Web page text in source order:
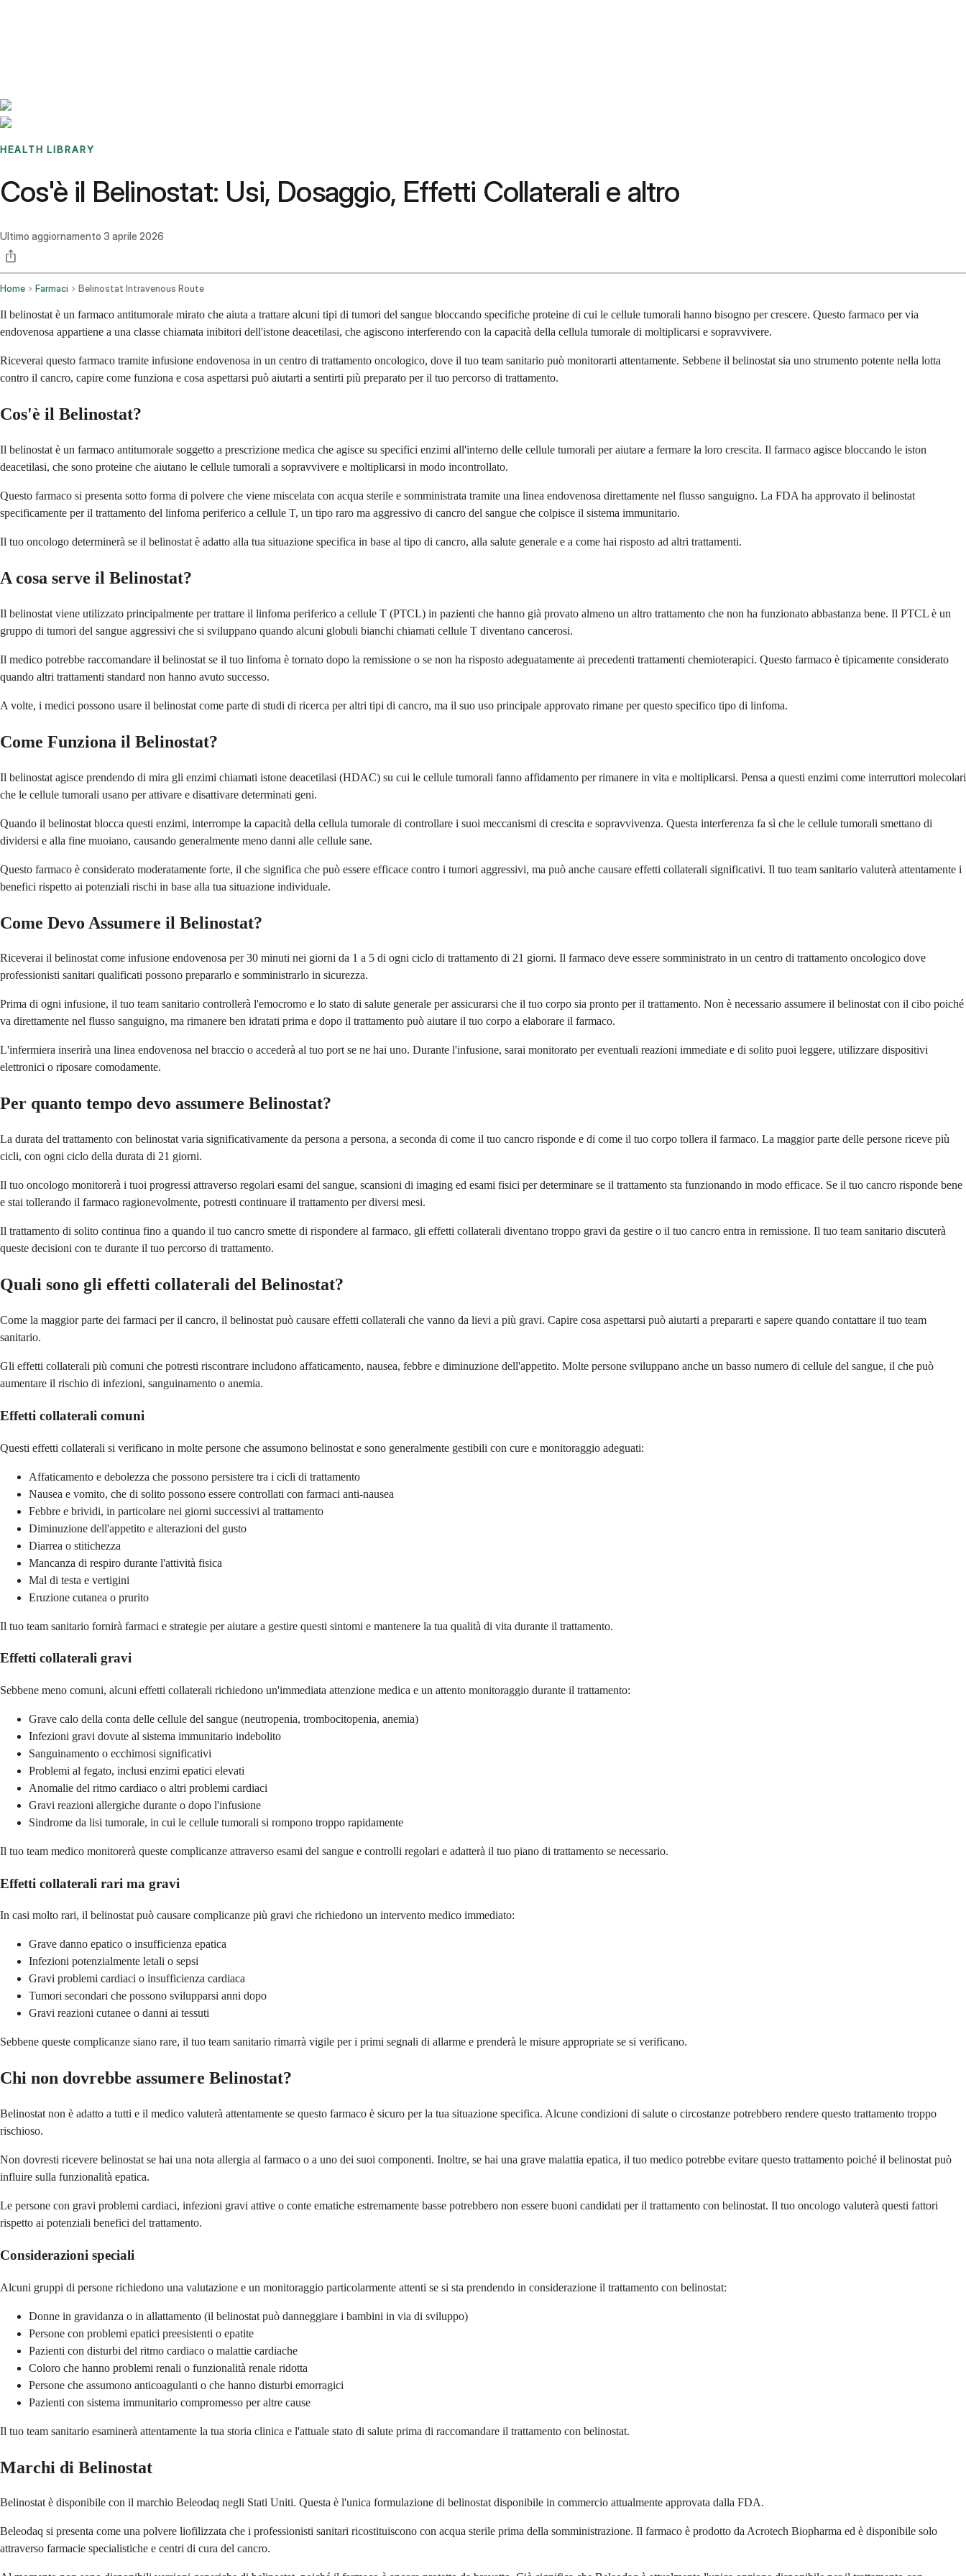
HEALTH LIBRARY
Cos'è il Belinostat: Usi, Dosaggio, Effetti Collaterali e altro
Ultimo aggiornamento 3 aprile 2026
Home Farmaci Belinostat Intravenous Route
Il belinostat è un farmaco antitumorale mirato che aiuta a trattare alcuni tipi di tumori del sangue bloccando specifiche proteine di cui le cellule tumorali hanno bisogno per crescere. Questo farmaco per via
endovenosa appartiene a una classe chiamata inibitori dell'istone deacetilasi, che agiscono interferendo con la capacità della cellula tumorale di moltiplicarsi e sopravvivere.
Riceverai questo farmaco tramite infusione endovenosa in un centro di trattamento oncologico, dove il tuo team sanitario può monitorarti attentamente. Sebbene il belinostat sia uno strumento potente nella lotta
contro il cancro, capire come funziona e cosa aspettarsi può aiutarti a sentirti più preparato per il tuo percorso di trattamento.
Cos'è il Belinostat?
Il belinostat è un farmaco antitumorale soggetto a prescrizione medica che agisce su specifici enzimi all'interno delle cellule tumorali per aiutare a fermare la loro crescita. Il farmaco agisce bloccando le iston
deacetilasi, che sono proteine che aiutano le cellule tumorali a sopravvivere e moltiplicarsi in modo incontrollato.
Questo farmaco si presenta sotto forma di polvere che viene miscelata con acqua sterile e somministrata tramite una linea endovenosa direttamente nel flusso sanguigno. La FDA ha approvato il belinostat
specificamente per il trattamento del linfoma periferico a cellule T, un tipo raro ma aggressivo di cancro del sangue che colpisce il sistema immunitario.
Il tuo oncologo determinerà se il belinostat è adatto alla tua situazione specifica in base al tipo di cancro, alla salute generale e a come hai risposto ad altri trattamenti.
A cosa serve il Belinostat?
Il belinostat viene utilizzato principalmente per trattare il linfoma periferico a cellule T (PTCL) in pazienti che hanno già provato almeno un altro trattamento che non ha funzionato abbastanza bene. Il PTCL è un
gruppo di tumori del sangue aggressivi che si sviluppano quando alcuni globuli bianchi chiamati cellule T diventano cancerosi.
Il medico potrebbe raccomandare il belinostat se il tuo linfoma è tornato dopo la remissione o se non ha risposto adeguatamente ai precedenti trattamenti chemioterapici. Questo farmaco è tipicamente considerato
quando altri trattamenti standard non hanno avuto successo.
A volte, i medici possono usare il belinostat come parte di studi di ricerca per altri tipi di cancro, ma il suo uso principale approvato rimane per questo specifico tipo di linfoma.
Come Funziona il Belinostat?
Il belinostat agisce prendendo di mira gli enzimi chiamati istone deacetilasi (HDAC) su cui le cellule tumorali fanno affidamento per rimanere in vita e moltiplicarsi. Pensa a questi enzimi come interruttori molecolari
che le cellule tumorali usano per attivare e disattivare determinati geni.
Quando il belinostat blocca questi enzimi, interrompe la capacità della cellula tumorale di controllare i suoi meccanismi di crescita e sopravvivenza. Questa interferenza fa sì che le cellule tumorali smettano di
dividersi e alla fine muoiano, causando generalmente meno danni alle cellule sane.
Questo farmaco è considerato moderatamente forte, il che significa che può essere efficace contro i tumori aggressivi, ma può anche causare effetti collaterali significativi. Il tuo team sanitario valuterà attentamente i
benefici rispetto ai potenziali rischi in base alla tua situazione individuale.
Come Devo Assumere il Belinostat?
Riceverai il belinostat come infusione endovenosa per 30 minuti nei giorni da 1 a 5 di ogni ciclo di trattamento di 21 giorni. Il farmaco deve essere somministrato in un centro di trattamento oncologico dove
professionisti sanitari qualificati possono prepararlo e somministrarlo in sicurezza.
Prima di ogni infusione, il tuo team sanitario controllerà l'emocromo e lo stato di salute generale per assicurarsi che il tuo corpo sia pronto per il trattamento. Non è necessario assumere il belinostat con il cibo poiché
va direttamente nel flusso sanguigno, ma rimanere ben idratati prima e dopo il trattamento può aiutare il tuo corpo a elaborare il farmaco.
L'infermiera inserirà una linea endovenosa nel braccio o accederà al tuo port se ne hai uno. Durante l'infusione, sarai monitorato per eventuali reazioni immediate e di solito puoi leggere, utilizzare dispositivi
elettronici o riposare comodamente.
Per quanto tempo devo assumere Belinostat?
La durata del trattamento con belinostat varia significativamente da persona a persona, a seconda di come il tuo cancro risponde e di come il tuo corpo tollera il farmaco. La maggior parte delle persone riceve più
cicli, con ogni ciclo della durata di 21 giorni.
Il tuo oncologo monitorerà i tuoi progressi attraverso regolari esami del sangue, scansioni di imaging ed esami fisici per determinare se il trattamento sta funzionando in modo efficace. Se il tuo cancro risponde bene
e stai tollerando il farmaco ragionevolmente, potresti continuare il trattamento per diversi mesi.
Il trattamento di solito continua fino a quando il tuo cancro smette di rispondere al farmaco, gli effetti collaterali diventano troppo gravi da gestire o il tuo cancro entra in remissione. Il tuo team sanitario discuterà
queste decisioni con te durante il tuo percorso di trattamento.
Quali sono gli effetti collaterali del Belinostat?
Come la maggior parte dei farmaci per il cancro, il belinostat può causare effetti collaterali che vanno da lievi a più gravi. Capire cosa aspettarsi può aiutarti a prepararti e sapere quando contattare il tuo team
sanitario.
Gli effetti collaterali più comuni che potresti riscontrare includono affaticamento, nausea, febbre e diminuzione dell'appetito. Molte persone sviluppano anche un basso numero di cellule del sangue, il che può
aumentare il rischio di infezioni, sanguinamento o anemia.
Effetti collaterali comuni
Questi effetti collaterali si verificano in molte persone che assumono belinostat e sono generalmente gestibili con cure e monitoraggio adeguati:
Affaticamento e debolezza che possono persistere tra i cicli di trattamento
Nausea e vomito, che di solito possono essere controllati con farmaci anti-nausea
Febbre e brividi, in particolare nei giorni successivi al trattamento
Diminuzione dell'appetito e alterazioni del gusto
Diarrea o stitichezza
Mancanza di respiro durante l'attività fisica
Mal di testa e vertigini
Eruzione cutanea o prurito
Il tuo team sanitario fornirà farmaci e strategie per aiutare a gestire questi sintomi e mantenere la tua qualità di vita durante il trattamento.
Effetti collaterali gravi
Sebbene meno comuni, alcuni effetti collaterali richiedono un'immediata attenzione medica e un attento monitoraggio durante il trattamento:
Grave calo della conta delle cellule del sangue (neutropenia, trombocitopenia, anemia)
Infezioni gravi dovute al sistema immunitario indebolito
Sanguinamento o ecchimosi significativi
Problemi al fegato, inclusi enzimi epatici elevati
Anomalie del ritmo cardiaco o altri problemi cardiaci
Gravi reazioni allergiche durante o dopo l'infusione
Sindrome da lisi tumorale, in cui le cellule tumorali si rompono troppo rapidamente
Il tuo team medico monitorerà queste complicanze attraverso esami del sangue e controlli regolari e adatterà il tuo piano di trattamento se necessario.
Effetti collaterali rari ma gravi
In casi molto rari, il belinostat può causare complicanze più gravi che richiedono un intervento medico immediato:
Grave danno epatico o insufficienza epatica
Infezioni potenzialmente letali o sepsi
Gravi problemi cardiaci o insufficienza cardiaca
Tumori secondari che possono svilupparsi anni dopo
Gravi reazioni cutanee o danni ai tessuti
Sebbene queste complicanze siano rare, il tuo team sanitario rimarrà vigile per i primi segnali di allarme e prenderà le misure appropriate se si verificano.
Chi non dovrebbe assumere Belinostat?
Belinostat non è adatto a tutti e il medico valuterà attentamente se questo farmaco è sicuro per la tua situazione specifica. Alcune condizioni di salute o circostanze potrebbero rendere questo trattamento troppo
rischioso.
Non dovresti ricevere belinostat se hai una nota allergia al farmaco o a uno dei suoi componenti. Inoltre, se hai una grave malattia epatica, il tuo medico potrebbe evitare questo trattamento poiché il belinostat può
influire sulla funzionalità epatica.
Le persone con gravi problemi cardiaci, infezioni gravi attive o conte ematiche estremamente basse potrebbero non essere buoni candidati per il trattamento con belinostat. Il tuo oncologo valuterà questi fattori
rispetto ai potenziali benefici del trattamento.
Considerazioni speciali
Alcuni gruppi di persone richiedono una valutazione e un monitoraggio particolarmente attenti se si sta prendendo in considerazione il trattamento con belinostat:
Donne in gravidanza o in allattamento (il belinostat può danneggiare i bambini in via di sviluppo)
Persone con problemi epatici preesistenti o epatite
Pazienti con disturbi del ritmo cardiaco o malattie cardiache
Coloro che hanno problemi renali o funzionalità renale ridotta
Persone che assumono anticoagulanti o che hanno disturbi emorragici
Pazienti con sistema immunitario compromesso per altre cause
Il tuo team sanitario esaminerà attentamente la tua storia clinica e l'attuale stato di salute prima di raccomandare il trattamento con belinostat.
Marchi di Belinostat
Belinostat è disponibile con il marchio Beleodaq negli Stati Uniti. Questa è l'unica formulazione di belinostat disponibile in commercio attualmente approvata dalla FDA.
Beleodaq si presenta come una polvere liofilizzata che i professionisti sanitari ricostituiscono con acqua sterile prima della somministrazione. Il farmaco è prodotto da Acrotech Biopharma ed è disponibile solo
attraverso farmacie specialistiche e centri di cura del cancro.